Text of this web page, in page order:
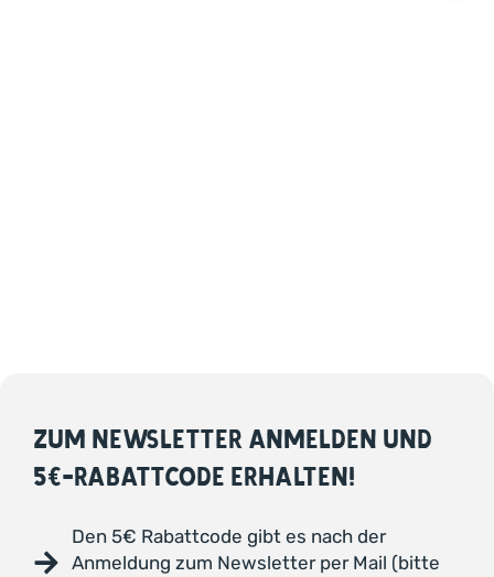
ZUM NEWSLETTER ANMELDEN UND
5€-RABATTCODE ERHALTEN!
Den 5€ Rabattcode gibt es nach der
Anmeldung zum Newsletter per Mail (bitte